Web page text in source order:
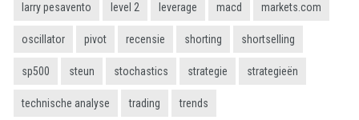
larry pesavento level 2 leverage macd markets.com
oscillator pivot recensie shorting shortselling
sp500 steun stochastics strategie strategieën
technische analyse trading trends